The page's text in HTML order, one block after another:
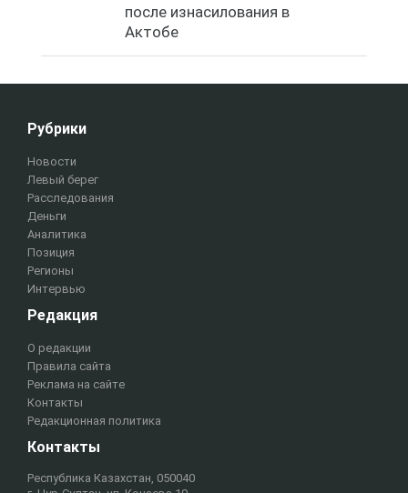
после изнасилования в
Актобе
Рубрики
Новости
Левый берег
Расследования
Деньги
Аналитика
Позиция
Регионы
Интервью
Редакция
О редакции
Правила сайта
Реклама на сайте
Контакты
Редакционная политика
Контакты
Республика Казахстан, 050040